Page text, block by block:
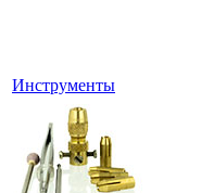
Инструменты